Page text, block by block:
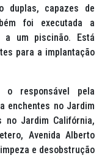
duplas, capazes de
foi executada a
a um piscinão. Está
para a implantação
o responsável pela
enchentes no Jardim
no Jardim Califórnia,
Avenida Alberto
e desobstrução